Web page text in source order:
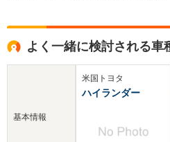
よく一緒に検討される車
基本情報
米国トヨタ
ハイランダー